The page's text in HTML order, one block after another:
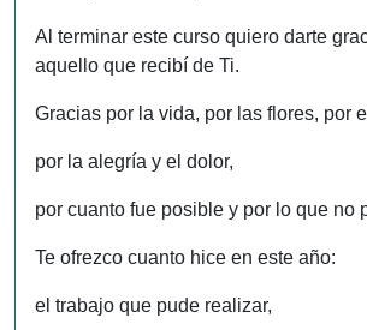
Al terminar este curso quiero darte
aquello que recibí de Ti.
Gracias por la vida, por las flores, por
por la alegría y el dolor,
por cuanto fue posible y por lo que no
Te ofrezco cuanto hice en este año:
el trabajo que pude realizar,